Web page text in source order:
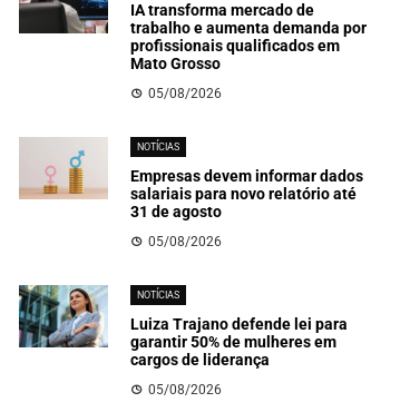
IA transforma mercado de
trabalho e aumenta demanda por
profissionais qualificados em
Mato Grosso
05/08/2026
NOTÍCIAS
Empresas devem informar dados
salariais para novo relatório até
31 de agosto
05/08/2026
NOTÍCIAS
Luiza Trajano defende lei para
garantir 50% de mulheres em
cargos de liderança
05/08/2026